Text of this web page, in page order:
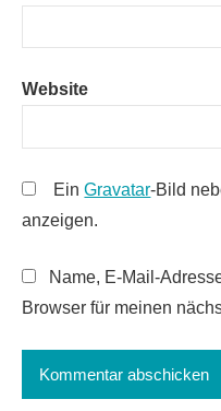
Website
EinGravatar-Bild
anzeigen.
Name, E-Mail-
Browser für meinen